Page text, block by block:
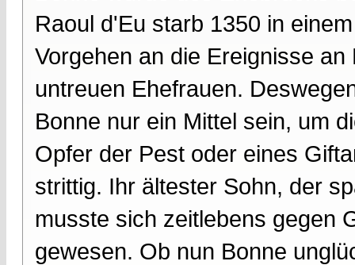
Raoul d'Eu starb 1350 in
Vorgehen an die Ereignisse
untreuen Ehefrauen.
Bonne nur ein Mittel sein, um
Opfer der Pest oder eines
strittig. Ihr ältester Sohn, der
musste sich zeitlebens gegen
gewesen. Ob nun Bonne